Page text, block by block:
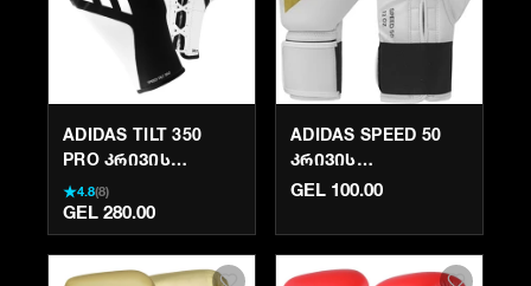
ADIDAS TILT 350
PRO ᲙᲠᲘᲕᲘᲡ
ᲮᲔᲚᲗᲐᲗᲛᲐᲜᲔᲑᲘ
(ᲗᲐᲡᲛᲔᲑᲘᲗ) |
KRIVI.GE
★4.8(8)
GEL 280.00
ADIDAS SPEED 50
ᲙᲠᲘᲕᲘᲡ
ᲮᲔᲚᲗᲐᲗᲛᲐᲜᲔᲑᲘ |
ᲕᲐᲠᲯᲘᲨᲘ ᲓᲐ
ᲡᲞᲐᲠᲘᲜᲒᲘ
GEL 100.00